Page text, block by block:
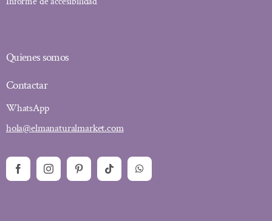
Quienes somos
Contactar
WhatsApp
hola@elmanaturalmarket.com